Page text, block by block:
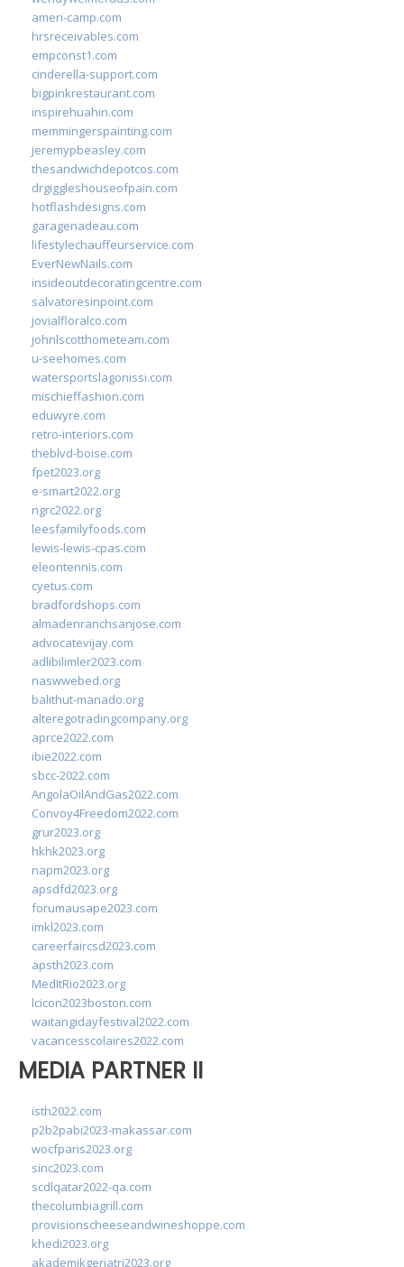
ameri-camp.com
hrsreceivables.com
empconst1.com
cinderella-support.com
bigpinkrestaurant.com
inspirehuahin.com
memmingerspainting.com
jeremypbeasley.com
thesandwichdepotcos.com
drgiggleshouseofpain.com
hotflashdesigns.com
garagenadeau.com
lifestylechauffeurservice.com
EverNewNails.com
insideoutdecoratingcentre.com
salvatoresinpoint.com
jovialfloralco.com
johnlscotthometeam.com
u-seehomes.com
watersportslagonissi.com
mischieffashion.com
eduwyre.com
retro-interiors.com
theblvd-boise.com
fpet2023.org
e-smart2022.org
ngrc2022.org
leesfamilyfoods.com
lewis-lewis-cpas.com
eleontennis.com
cyetus.com
bradfordshops.com
almadenranchsanjose.com
advocatevijay.com
adlibilimler2023.com
naswwebed.org
balithut-manado.org
alteregotradingcompany.org
aprce2022.com
ibie2022.com
sbcc-2022.com
AngolaOilAndGas2022.com
Convoy4Freedom2022.com
grur2023.org
hkhk2023.org
napm2023.org
apsdfd2023.org
forumausape2023.com
imkl2023.com
careerfaircsd2023.com
apsth2023.com
MedItRio2023.org
lcicon2023boston.com
waitangidayfestival2022.com
vacancesscolaires2022.com
MEDIA PARTNER II
isth2022.com
p2b2pabi2023-makassar.com
wocfparis2023.org
sinc2023.com
scdlqatar2022-qa.com
thecolumbiagrill.com
provisionscheeseandwineshoppe.com
khedi2023.org
akademikgeriatri2023.org